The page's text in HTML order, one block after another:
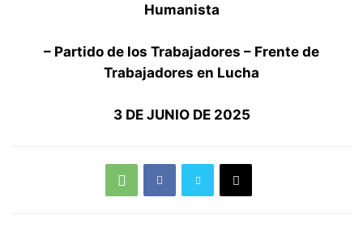
Humanista
– Partido de los Trabajadores – Frente de
Trabajadores en Lucha
3 DE JUNIO DE 2025